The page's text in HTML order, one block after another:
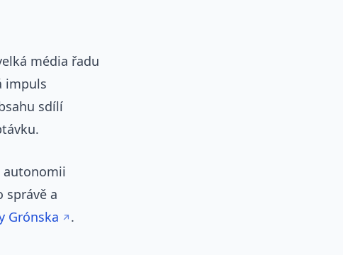
média řadu
impuls
sdílí
autonomii
správě a
Grónska .